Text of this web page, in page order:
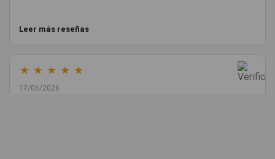
Leer más reseñas
★ ★ ★ ★ ★
17/06/2026